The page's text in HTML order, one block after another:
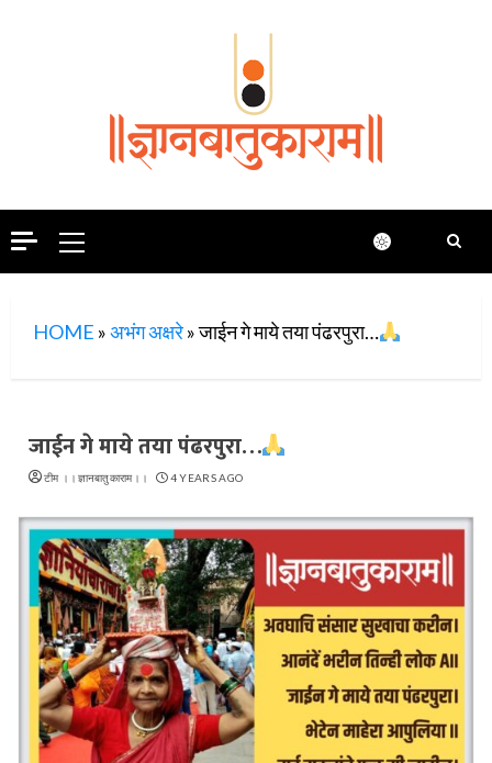
Primary
Menu
HOME »अभंग अक्षरे»जाईन गे माये तया पंढरपुरा…
जाईन गे माये तया पंढरपुरा…
टीम ।।ज्ञानबातुकाराम।। 4 YEARS AGO